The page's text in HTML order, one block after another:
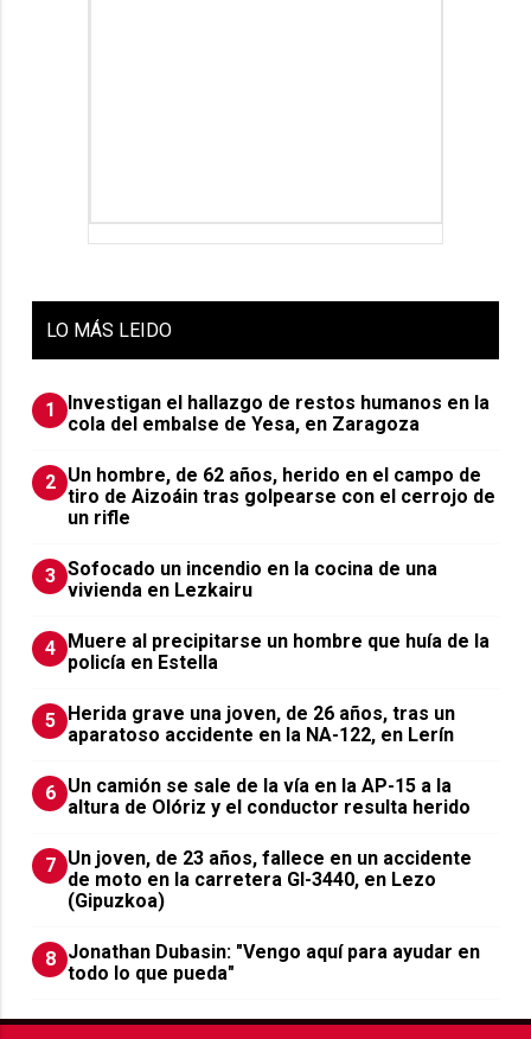
LO MÁS LEIDO
1
Investigan el hallazgo de restos humanos en la
cola del embalse de Yesa, en Zaragoza
2 Un hombre, de 62 años, herido en el campo de
tiro de Aizoáin tras golpearse con el cerrojo de
un rifle
3 Sofocado un incendio en la cocina de una
vivienda en Lezkairu
4 Muere al precipitarse un hombre que huía de la
policía en Estella
5 Herida grave una joven, de 26 años, tras un
aparatoso accidente en la NA-122, en Lerín
6 Un camión se sale de la vía en la AP-15 a la
altura de Olóriz y el conductor resulta herido
7 Un joven, de 23 años, fallece en un accidente
de moto en la carretera GI-3440, en Lezo
(Gipuzkoa)
8 Jonathan Dubasin: "Vengo aquí para ayudar en
todo lo que pueda"